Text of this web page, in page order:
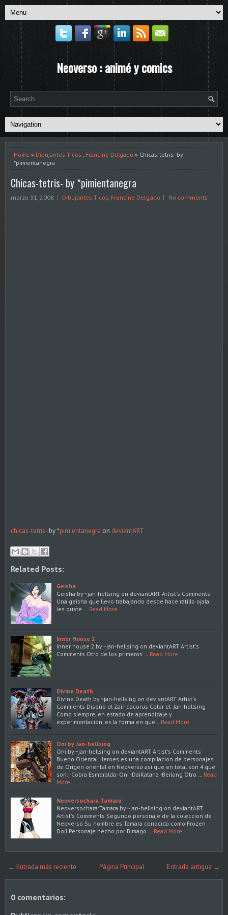
Neoverso : animé y comics
Home » Dibujantes Ticos , Francine Delgado » Chicas-tetris- by
*pimientanegra
Chicas-tetris- by *pimientanegra
marzo 31, 2008 Dibujantes Ticos, Francine Delgado No comments
chicas-tetris- by *pimientanegra on deviantART
Related Posts:
Geisha
Geisha by ~jan-hellsing on deviantART Artist's Comments
Una geisha que llevo trabajando desde hace ratillo ojala
les guste …
Read More
Inner House 2
Inner house 2 by ~jan-hellsing on deviantART Artist's
Comments Otro de los primeros …
Read More
Divine Death
Divine Death by ~jan-hellsing on deviantART Artist's
Comments Diseño el Zair-dacorus Color el Jan-hellsing
Como siempre, en estado de aprendizaje y
experimentación, es la forma en que…
Read More
Oni by Jan-hellsing
Oni by ~jan-hellsing on deviantART Artist's Comments
Bueno Oriental Heroes es una compilacion de personajes
de Origen oriental en Neoverso asi que en total son 4 que
son: -Cobra Esmeralda -Oni -DaiKatana -Beilong Otro …
Read
More
Neoversochara:Tamara
Neoversochara:Tamara by ~jan-hellsing on deviantART
Artist's Comments Segundo personaje de la coleccion de
Neoverso Su nombre es Tamara conocida como Frozen
Doll Personaje hecho por Bimago …
Read More
← Entrada más reciente Entrada antigua →
Página Principal
0 comentarios: